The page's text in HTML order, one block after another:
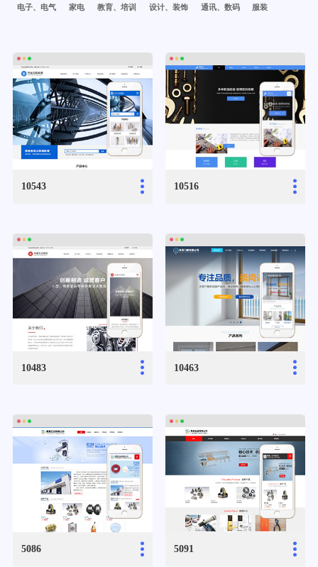
电子、电气 家电 教育、培训 设计、装饰 通讯、数码 服装
10543 ... 10516 ...
10483 ... 10463 ...
5086 ... 5091 ...